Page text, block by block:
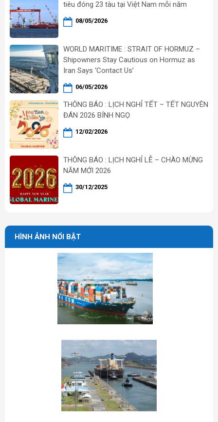
tiêu đóng 23 tàu tại Việt Nam mỗi năm
08/05/2026
WORLD MARITIME : STRAIT OF HORMUZ –
Shipowners Stay Cautious on Hormuz as
Iran Says ‘Contact Us’
06/05/2026
THÔNG BÁO : LỊCH NGHỈ TẾT – TẾT NGUYÊN
ĐÁN 2026 BÍNH NGỌ
12/02/2026
THÔNG BÁO : LỊCH NGHỈ LỄ – CHÀO MỪNG
NĂM MỚI 2026
30/12/2025
HÌNH ẢNH NỔI BẬT